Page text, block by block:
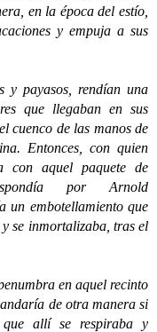
en la época del estío,
y empuja a sus
rendían una
que llegaban en sus
cuenco de las manos de
Entonces, con quien
con aquel paquete de
por Arnold
un embotellamiento que
se inmortalizaba, tras el
en aquel recinto
de otra manera si
que allí se respiraba y